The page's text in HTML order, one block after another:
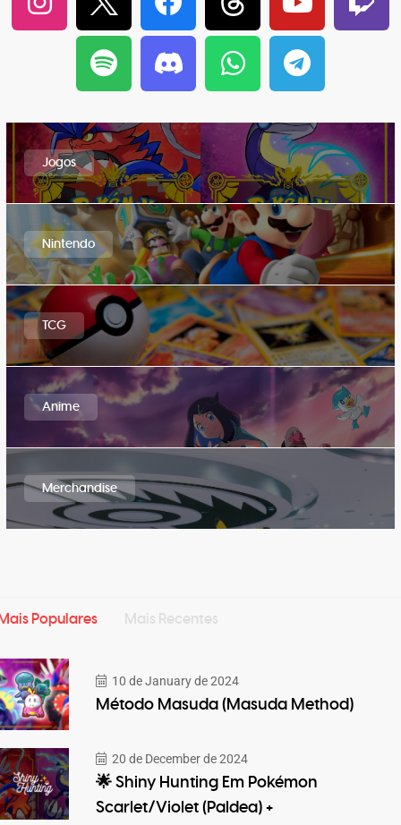
Jogos
Nintendo
TCG
Anime
Merchandise
Populares Mais Recentes
10 de January de 2024
Método Masuda (Masuda Method)
20 de December de 2024
🌟 Shiny Hunting Em Pokémon
Scarlet/Violet (Paldea) +